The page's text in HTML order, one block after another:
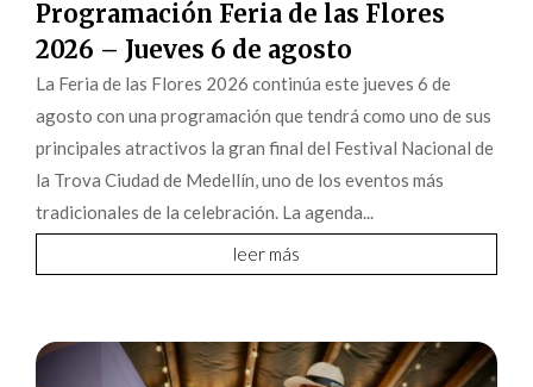
Programación Feria de las Flores
2026 – Jueves 6 de agosto
La Feria de las Flores 2026 continúa este jueves 6 de
agosto con una programación que tendrá como uno de sus
principales atractivos la gran final del Festival Nacional de
la Trova Ciudad de Medellín, uno de los eventos más
tradicionales de la celebración. La agenda...
leer más